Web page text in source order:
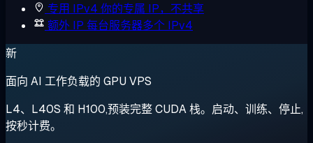
专用 IPv4 你的专属 IP，不共享
额外 IP 每台服务器多个 IPv4
新
面向 AI 工作负载的 GPU VPS
L4、L40S 和 H100,预装完整 CUDA 栈。启动、训练、停止,
按秒计费。